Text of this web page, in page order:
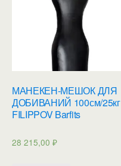
МАНЕКЕН-МЕШОК ДЛЯ
ДОБИВАНИЙ 100см/25кг
FILIPPOV Barfits
28 215,00 ₽